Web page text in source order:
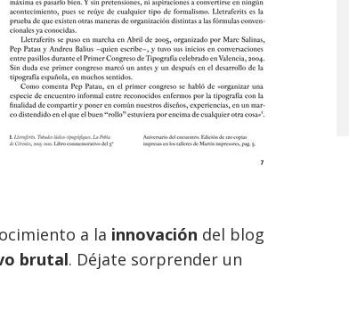
a la innovación del blog
brutal. Déjate sorprender un